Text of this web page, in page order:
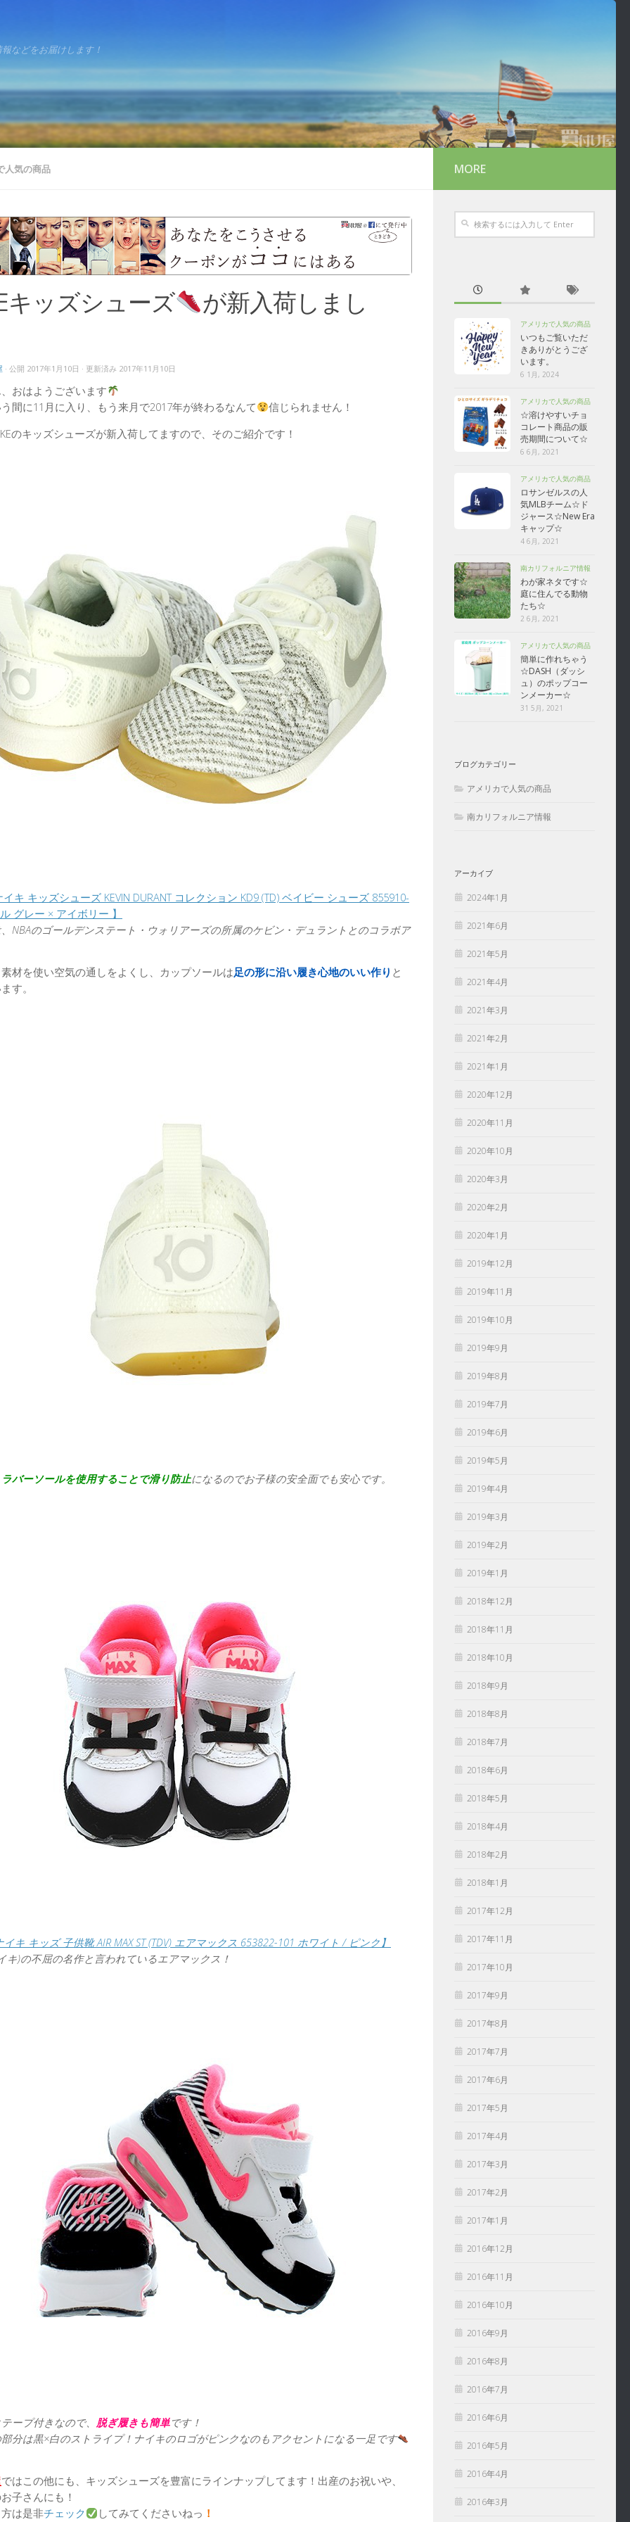
などをお届けします！
人気の商品
キッズシューズ
が新入荷しまし
· 公開 2017年1月10日 · 更新済み 2017年11月10日
おはようございます
間に11月に入り、もう来月で2017年が終わるなんて
信じられません！
のキッズシューズが新入荷してますので、そのご紹介です！
イキ キッズシューズ KEVIN DURANT コレクション KD9 (TD) ベイビー シューズ 855910-
グレー × アイボリー 】
NBAの ゴールデンステート ・ ウォリアーズの所属のケビン ・ デュラントとのコラボア
材を使い空気の通しをよくし、カップソールは足の形に沿い履き心地のいい作り と
す。
ラバーソールを使用することで滑り防止になるのでお子様の安全面でも安心です。
イキ キッズ 子供靴 AIR MAX ST (TDV) エアマックス 653822-101 ホワイト / ピンク】
キ)の不屈の名作と言われているエアマックス！
ープ付きなので、 脱ぎ履きも簡単です！
分は黒×白のストライプ！ナイキのロゴがピンクなのもアクセントになる一足です
ではこの他にも、キッズシューズを豊富にラインナップしてます！出産のお祝いや、
子さんにも！
は是非チェック してみてくださいねっ ！
MORE
アメリカで人気の商品
いつもご覧いただ
きありがとうござ
います。
6 1月, 2024
アメリカで人気の商品
☆溶けやすいチョ
コレート商品の販
売期間について☆
6 6月, 2021
アメリカで人気の商品
ロサンゼルスの人
気MLBチーム☆ド
ジャース☆New Era
キャップ☆
4 6月, 2021
南カリフォルニア情報
わが家ネタです☆
庭に住んでる動物
たち☆
2 6月, 2021
アメリカで人気の商品
簡単に作れちゃう
☆DASH（ダッシ
ュ）のポップコー
ンメーカー☆
31 5月, 2021
ブログカテゴリー
アメリカで人気の商品
南カリフォルニア情報
アーカイブ
2024年1月
2021年6月
2021年5月
2021年4月
2021年3月
2021年2月
2021年1月
2020年12月
2020年11月
2020年10月
2020年3月
2020年2月
2020年1月
2019年12月
2019年11月
2019年10月
2019年9月
2019年8月
2019年7月
2019年6月
2019年5月
2019年4月
2019年3月
2019年2月
2019年1月
2018年12月
2018年11月
2018年10月
2018年9月
2018年8月
2018年7月
2018年6月
2018年5月
2018年4月
2018年2月
2018年1月
2017年12月
2017年11月
2017年10月
2017年9月
2017年8月
2017年7月
2017年6月
2017年5月
2017年4月
2017年3月
2017年2月
2017年1月
2016年12月
2016年11月
2016年10月
2016年9月
2016年8月
2016年7月
2016年6月
2016年5月
2016年4月
2016年3月